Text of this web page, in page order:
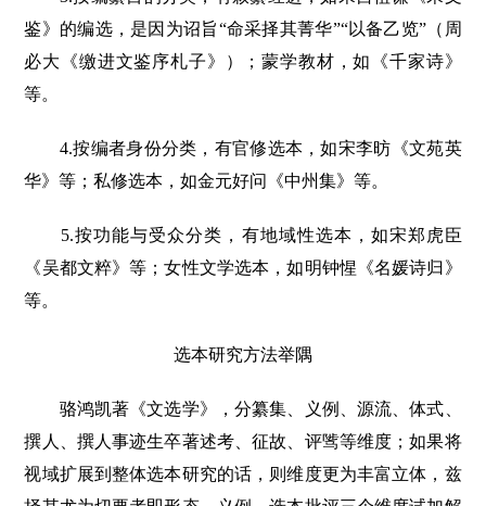
鉴》的编选，是因为诏旨“命采择其菁华”“以备乙览”（周
必大《缴进文鉴序札子》）；蒙学教材，如《千家诗》
等。
4.按编者身份分类，有官修选本，如宋李昉《文苑英
华》等；私修选本，如金元好问《中州集》等。
5.按功能与受众分类，有地域性选本，如宋郑虎臣
《吴都文粹》等；女性文学选本，如明钟惺《名媛诗归》
等。
选本研究方法举隅
骆鸿凯著《文选学》，分纂集、义例、源流、体式、
撰人、撰人事迹生卒著述考、征故、评骘等维度；如果将
视域扩展到整体选本研究的话，则维度更为丰富立体，兹